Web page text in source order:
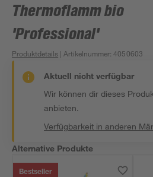
Thermoflamm bio
'Professional'
Produktdetails | Artikelnummer:4050603
Aktuell nicht verfügbar
Wir können dir dieses
anbieten.
Verfügbarkeit in anderen
Alternative Produkte
Bestseller